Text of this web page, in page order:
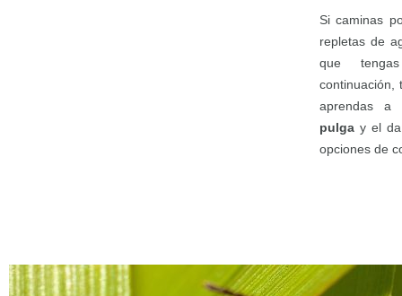
Si caminas
repletas de
que
continuación,
aprendas a
pulga y el
opciones de